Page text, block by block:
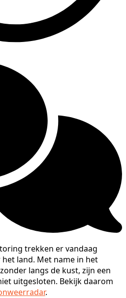
trekken er vandaag
land. Met name in het
langs de kust, zijn een
uitgesloten. Bekijk daarom
.